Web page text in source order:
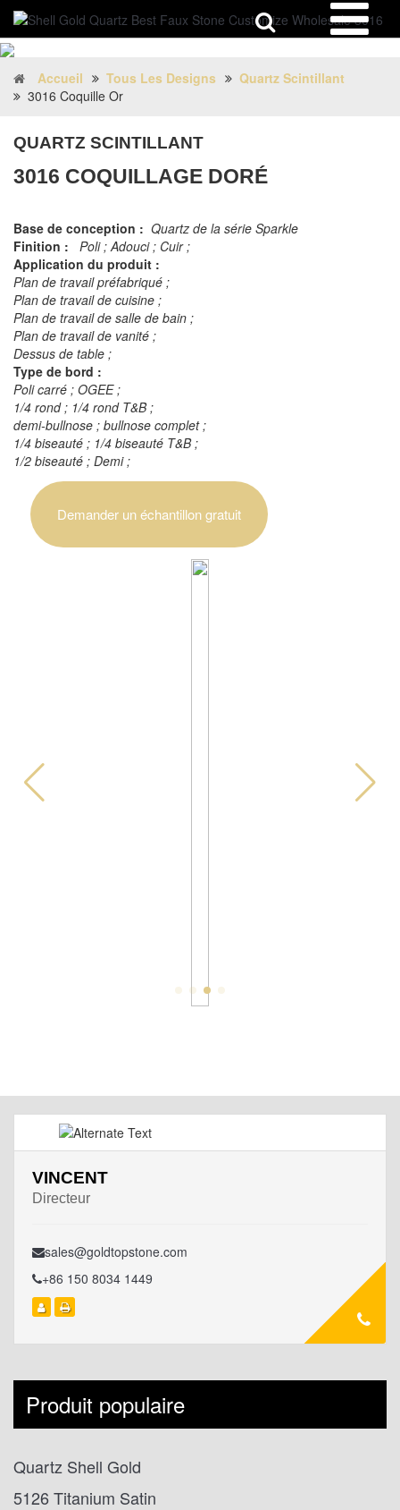
Accueil Tous Les Designs
Quartz Scintillant
3016 Coquille Or
QUARTZ SCINTILLANT
3016 COQUILLAGE DORÉ
Base de conception : Quartz de la série Sparkle
Finition :
Poli ; Adouci ; Cuir ;
Application du produit :
Plan de travail préfabriqué ;
Plan de travail de cuisine ;
Plan de travail de salle de bain ;
Plan de travail de vanité ;
Dessus de table ;
Type de bord :
Poli carré ; OGEE ;
1/4 rond ; 1/4 rond T&B ;
demi-bullnose ; bullnose complet ;
1/4 biseauté ; 1/4 biseauté T&B ;
1/2 biseauté ; Demi ;
Demander un échantillon gratuit
VINCENT
Directeur
sales@goldtopstone.com
+86 150 8034 1449
Produit populaire
Quartz Shell Gold
5126 Titanium Satin